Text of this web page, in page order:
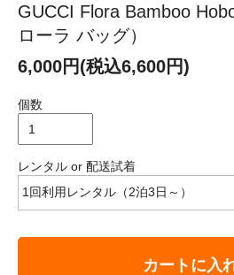
GUCCI Flora Bamboo
ローラ バッグ）
6,000円(税込6,600円)
個数
レンタル or 配送試着
カートに入